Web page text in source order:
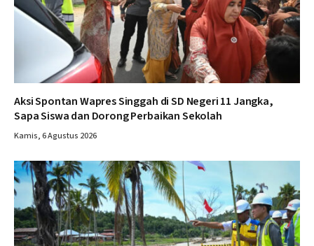
Aksi Spontan Wapres Singgah di SD Negeri 11 Jangka,
Sapa Siswa dan Dorong Perbaikan Sekolah
Kamis, 6 Agustus 2026